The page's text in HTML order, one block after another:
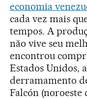
economia
cada vez mais
tempos. A
não vive seu
encontrou
Estados Unidos,
derramamento
Falcón (noroeste